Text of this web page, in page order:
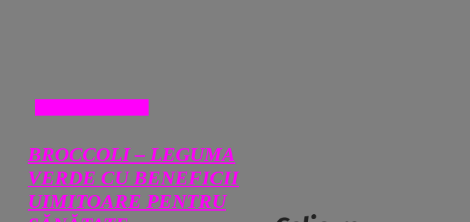
BROCCOLI – LEGUMA
VERDE CU BENEFICII
UIMITOARE PENTRU